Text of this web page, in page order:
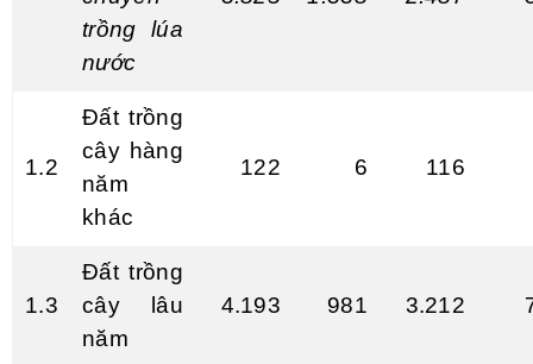
trồng lúa
nước
1.2
Đất trồng
cây hàng
năm
khác
122 6 116
1.3
Đất trồng
cây lâu
năm
4.193 981 3.212